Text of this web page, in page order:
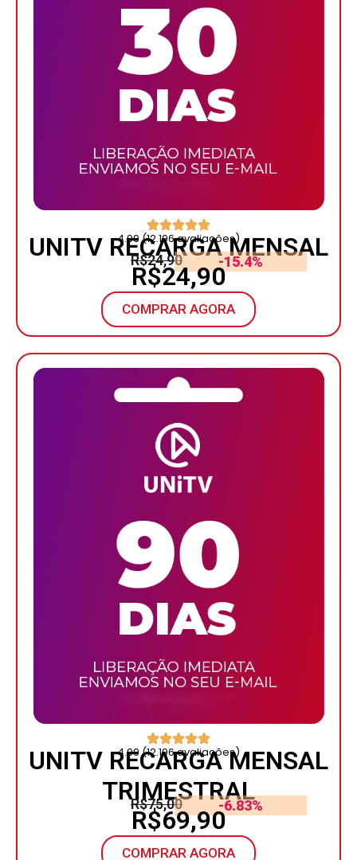
4.99 (12.196 avaliações)
UNITV RECARGA MENSAL
R$24,90 -15.4%
R$24,90
COMPRAR AGORA
4.99 (12.196 avaliações)
UNITV RECARGA MENSAL
TRIMESTRAL
R$75,00 -6.83%
R$69,90
COMPRAR AGORA